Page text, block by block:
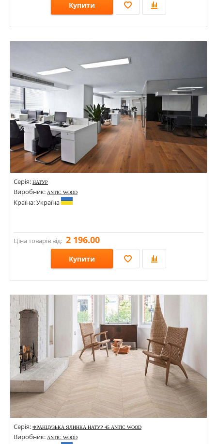
Купити
Розміри: 500-1500х120х13; 500-1500х140х13; 500-1500х160х13; 500-1500х180х13;
Стилі:
Серія: НАТУР
Виробник: ANTIC WOOD
Країна: Україна
Ціна товарів від: 2 196.00
Купити
Розміри: 500-1500х120х13; 500-1500х140х13; 500-1500х160х13; 500-1500х180х13;
Стилі:
Кольори:
Серія: ФРАНЦУЗЬКА ЯЛИНКА НАТУР 45 ANTIC WOOD
Виробник: ANTIC WOOD